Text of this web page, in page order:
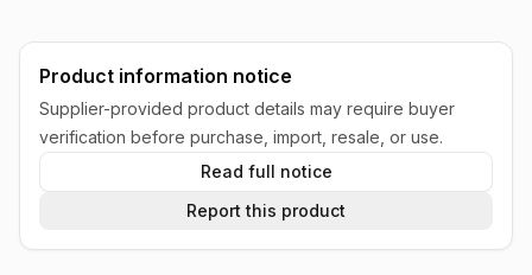
Product information notice
Supplier-provided product details may require buyer
verification before purchase, import, resale, or use.
Read full notice
Report this product